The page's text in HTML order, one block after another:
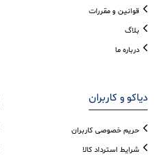
قوانین و مقررات
بلاگ
درباره ما
دیاکو و کاربران
حریم خصوصی کاربران
شرایط استرداد کالا